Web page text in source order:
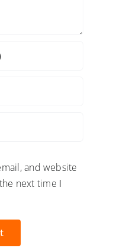
and website
next time I